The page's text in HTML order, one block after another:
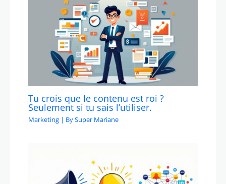
Tu crois que le contenu est roi ?
Seulement si tu sais l’utiliser.
Marketing | BySuper Mariane